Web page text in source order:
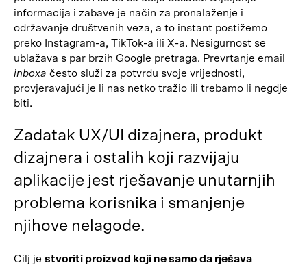
informacija i zabave je način za pronalaženje i
održavanje društvenih veza, a to instant postižemo
preko Instagram-a, TikTok-a ili X-a. Nesigurnost se
ublažava s par brzih Google pretraga. Prevrtanje email
inboxa često služi za potvrdu svoje vrijednosti,
provjeravajući je li nas netko tražio ili trebamo li negdje
biti.
Zadatak UX/UI dizajnera, produkt
dizajnera i ostalih koji razvijaju
aplikacije jest rješavanje unutarnjih
problema korisnika i smanjenje
njihove nelagode.
Cilj je stvoriti proizvod koji ne samo da rješava